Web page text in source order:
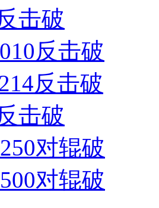
击破
反击破
反击破
击破
对辊破
对辊破